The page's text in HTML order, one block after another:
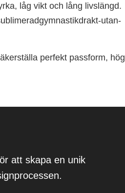
låg vikt och lång livslängd.
utan-
perfekt passform, hög
att skapa en unik